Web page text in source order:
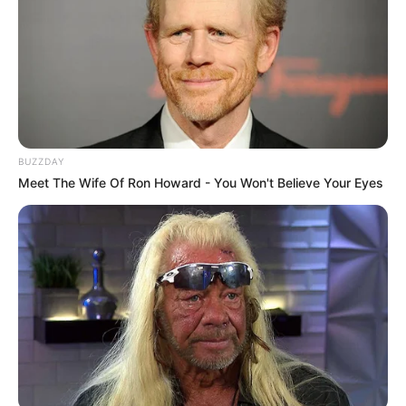
der Altstadt ist die Landeshauptstadt von Nordrhein-
Westfalen ein interessantes Ziel für den Tourismus.
Beliebt sind Besichtigungen der Stadt mit einem vorher
gebuchten Reiseführer.
Botanischer Garten Düsseldorf
Ein 7 ha großer Park mit
verschiedene Pflanzenarten aus aller Welt
wachsen. Neben subtropischen Pflanzen erfreuen sich
die Besucher besonders im Frühjahr und im Sommer an
der Pracht unzähliger Blumen.
Stadtrundfahrt durch Düsseldorf
Ganz bequem und unabhängig vom Wetter
können die Sehenswürdigkeiten und
Touristenattraktionen in Düsseldorf auch
bei einer Stadtrundfahrt mit dem Bus erkundet werden.
BUZZDAY
Meet The Wife Of Ron Howard - You Won't Believe Your Eyes